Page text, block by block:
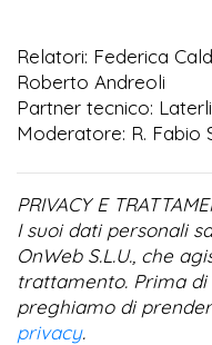
Relatori: Federica
Roberto Andreoli
Partner tecnico:
Moderatore: R. Fabio
PRIVACY E
I suoi dati personali
OnWeb S.L.U., che
trattamento. Prima di
preghiamo di
privacy.